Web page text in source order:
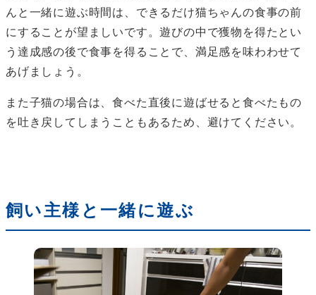
んと一緒に遊ぶ時間は、できるだけ猫ちゃんの食事の前
にすることが望ましいです。遊びの中で獲物を得たとい
う達成感の後で食事を得ることで、満足感を味わわせて
あげましょう。
また子猫の場合は、食べた直後に遊ばせると食べたもの
を吐き戻してしまうこともあるため、避けてください。
飼い主様と一緒に遊ぶ